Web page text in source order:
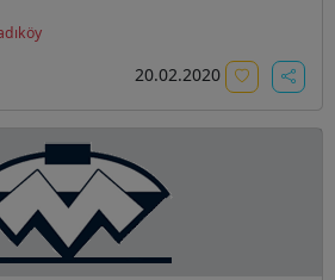
20.02.2020